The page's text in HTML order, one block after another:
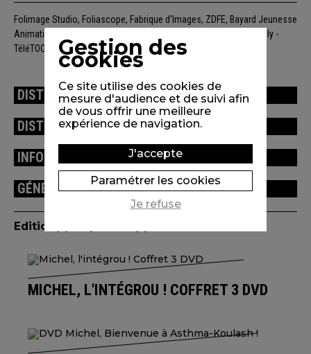
Folimage Studio, Foliascope, Fabrique d’Images, ZDFE, Bayard Jeunesse
Animation, Tanukis. Avec la participation de Canal+ (Canal+ Family -
TéléTOON)
DISTRIBUTION
DISTINCTIONS / FESTIVALS
INFORMATIONS TECHNIQUES
GÉNÉRIQUE
Edition(s) disponible(s)
MICHEL, L'INTÉGROU ! COFFRET 3 DVD
Gestion des
cookies
Ce site utilise des cookies de
mesure d'audience et de suivi afin
de vous offrir une meilleure
expérience de navigation.
J'accepte
Paramétrer les cookies
Je refuse